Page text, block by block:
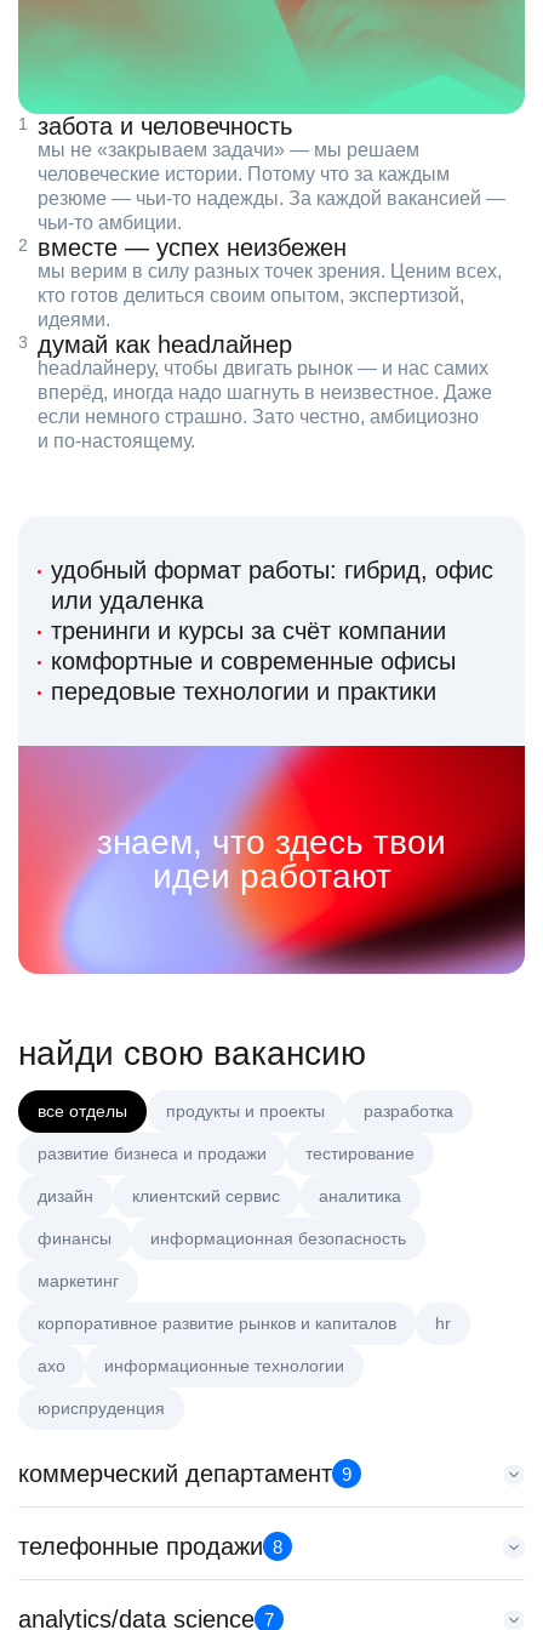
забота и человечность
мы не «закрываем задачи» — мы решаем
человеческие истории. Потому что за каждым
резюме — чьи‑то надежды. За каждой вакансией —
чьи‑то амбиции.
вместе — успех неизбежен
мы верим в силу разных точек зрения. Ценим всех,
кто готов делиться своим опытом, экспертизой,
идеями.
думай как headлайнер
headлайнеру, чтобы двигать рынок — и нас самих
вперёд, иногда надо шагнуть в неизвестное. Даже
если немного страшно. Зато честно, амбициозно
и по‑настоящему.
удобный формат работы: гибрид, офис
или удаленка
тренинги и курсы за счёт компании
комфортные и современные офисы
передовые технологии и практики
знаем, что здесь твои
идеи работают
найди свою вакансию
все отделы продукты и проекты разработка
развитие бизнеса и продажи тестирование
дизайн клиентский сервис аналитика
финансы информационная безопасность
маркетинг
корпоративное развитие рынков и капиталов hr
axo информационные технологии
юриспруденция
коммерческий департамент 9
Key Account Manager (EdTech)
HeadHunter::Коммерческий департамент
150000 ₽
телефонные продажи 8
Менеджер по продажам B2B
analytics/data science 7